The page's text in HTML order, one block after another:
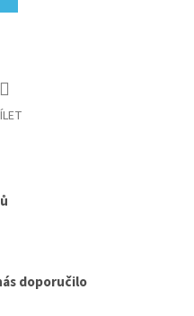
doporučilo